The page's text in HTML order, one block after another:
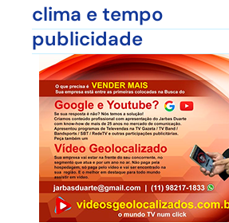
clima e tempo
publicidade